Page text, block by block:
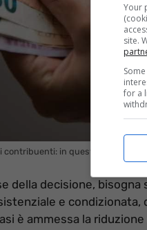
in questi casi l’INPS
della decisione,
e
è ammessa la
Your
site.
for a